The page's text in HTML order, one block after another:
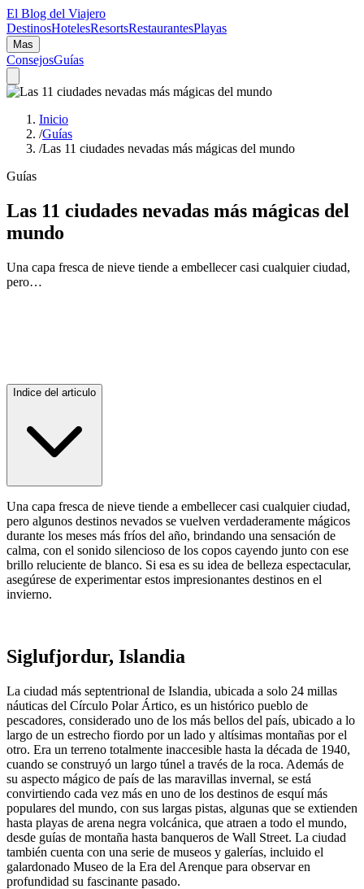
El Blog del Viajero
DestinosHotelesResortsRestaurantesPlayas
Mas
ConsejosGuías
Inicio
/Guías
/Las 11 ciudades nevadas más mágicas del mundo
Guías
Las 11 ciudades nevadas más mágicas del
mundo
Una capa fresca de nieve tiende a embellecer casi cualquier ciudad,
pero…
Indice del articulo
Una capa fresca de nieve tiende a embellecer casi cualquier ciudad,
pero algunos destinos nevados se vuelven verdaderamente mágicos
durante los meses más fríos del año, brindando una sensación de
calma, con el sonido silencioso de los copos cayendo junto con ese
brillo reluciente de blanco. Si esa es su idea de belleza espectacular,
asegúrese de experimentar estos impresionantes destinos en el
invierno.
Siglufjordur, Islandia
La ciudad más septentrional de Islandia, ubicada a solo 24 millas
náuticas del Círculo Polar Ártico, es un histórico pueblo de
pescadores, considerado uno de los más bellos del país, ubicado a lo
largo de un estrecho fiordo por un lado y altísimas montañas por el
otro. Era un terreno totalmente inaccesible hasta la década de 1940,
cuando se construyó un largo túnel a través de la roca. Además de
su aspecto mágico de país de las maravillas invernal, se está
convirtiendo cada vez más en uno de los destinos de esquí más
populares del mundo, con sus largas pistas, algunas que se extienden
hasta playas de arena negra volcánica, que atraen a todo el mundo,
desde guías de montaña hasta banqueros de Wall Street. La ciudad
también cuenta con una serie de museos y galerías, incluido el
galardonado Museo de la Era del Arenque para observar en
profundidad su fascinante pasado.